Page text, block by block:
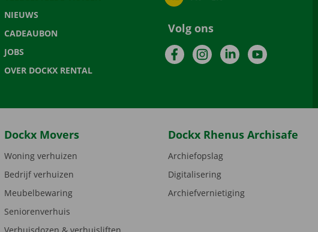
NIEUWS
CADEAUBON
JOBS
OVER DOCKX RENTAL
Volg ons
FacebookInstagramLinkedInYouTube
Dockx Movers
Woning verhuizen
Bedrijf verhuizen
Meubelbewaring
Seniorenverhuis
Dockx Rhenus Archisafe
Archiefopslag
Digitalisering
Archiefvernietiging